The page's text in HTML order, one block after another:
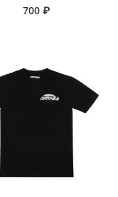
700 ₽